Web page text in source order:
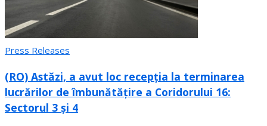
Press Releases
(RO) Astăzi, a avut loc recepția la terminarea
lucrărilor de îmbunătățire a Coridorului 16:
Sectorul 3 și 4